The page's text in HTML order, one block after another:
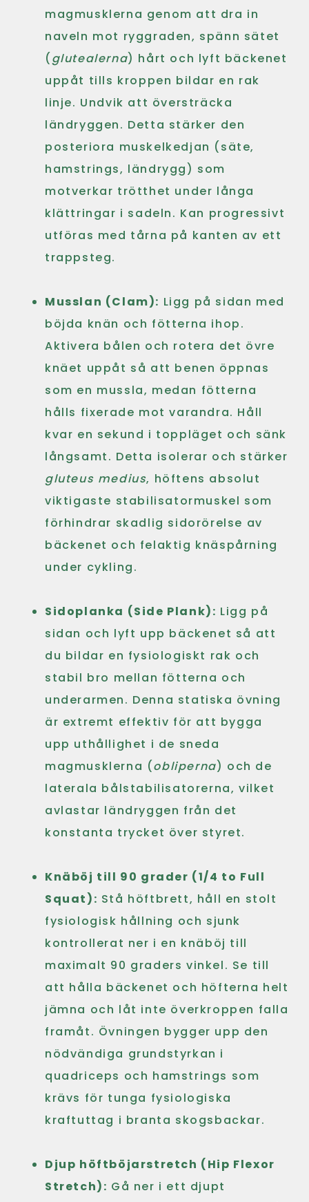
magmusklerna genom att dra in
naveln mot ryggraden, spänn sätet
(glutealerna) hårt och lyft bäckenet
uppåt tills kroppen bildar en rak
linje. Undvik att översträcka
ländryggen. Detta stärker den
posteriora muskelkedjan (säte,
hamstrings, ländrygg) som
motverkar trötthet under långa
klättringar i sadeln. Kan progressivt
utföras med tårna på kanten av ett
trappsteg.
Musslan (Clam): Ligg på sidan med
böjda knän och fötterna ihop.
Aktivera bålen och rotera det övre
knäet uppåt så att benen öppnas
som en mussla, medan fötterna
hålls fixerade mot varandra. Håll
kvar en sekund i toppläget och sänk
långsamt. Detta isolerar och stärker
gluteus medius, höftens absolut
viktigaste stabilisatormuskel som
förhindrar skadlig sidorörelse av
bäckenet och felaktig knäspårning
under cykling.
Sidoplanka (Side Plank): Ligg på
sidan och lyft upp bäckenet så att
du bildar en fysiologiskt rak och
stabil bro mellan fötterna och
underarmen. Denna statiska övning
är extremt effektiv för att bygga
upp uthållighet i de sneda
magmusklerna (obliperna) och de
laterala bålstabilisatorerna, vilket
avlastar ländryggen från det
konstanta trycket över styret.
Knäböj till 90 grader (1/4 to Full
Squat): Stå höftbrett, håll en stolt
fysiologisk hållning och sjunk
kontrollerat ner i en knäböj till
maximalt 90 graders vinkel. Se till
att hålla bäckenet och höfterna helt
jämna och låt inte överkroppen falla
framåt. Övningen bygger upp den
nödvändiga grundstyrkan i
quadriceps och hamstrings som
krävs för tunga fysiologiska
kraftuttag i branta skogsbackar.
Djup höftböjarstretch (Hip Flexor
Stretch): Gå ner i ett djupt